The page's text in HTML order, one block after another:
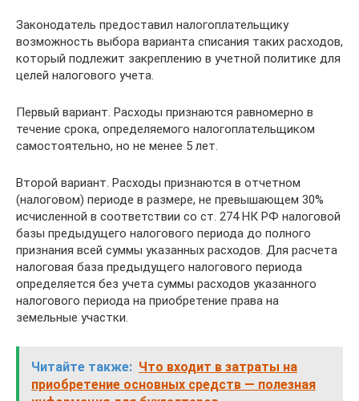
Законодатель предоставил налогоплательщику
возможность выбора варианта списания таких расходов,
который подлежит закреплению в учетной политике для
целей налогового учета.
Первый вариант. Расходы признаются равномерно в
течение срока, определяемого налогоплательщиком
самостоятельно, но не менее 5 лет.
Второй вариант. Расходы признаются в отчетном
(налоговом) периоде в размере, не превышающем 30%
исчисленной в соответствии со ст. 274 НК РФ налоговой
базы предыдущего налогового периода до полного
признания всей суммы указанных расходов. Для расчета
налоговая база предыдущего налогового периода
определяется без учета суммы расходов указанного
налогового периода на приобретение права на
земельные участки.
Читайте также: Что входит в затраты на
приобретение основных средств — полезная